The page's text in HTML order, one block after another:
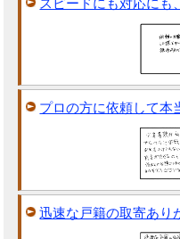
スピードにも対応にも
プロの方に依頼して本
迅速な戸籍の取寄あり